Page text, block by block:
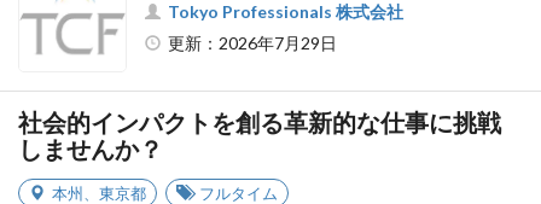
Tokyo Professionals 株式会社
更新：2026年7月29日
社会的インパクトを創る革新的な仕事に挑戦
しませんか？
本州 東京都 フルタイム